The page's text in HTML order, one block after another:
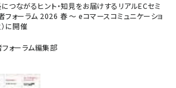
つながるヒント・知見をお届けするリアルECセミ
フォーラム 2026 春 ～ eコマースコミュニケーショ
に開催
フォーラム編集部